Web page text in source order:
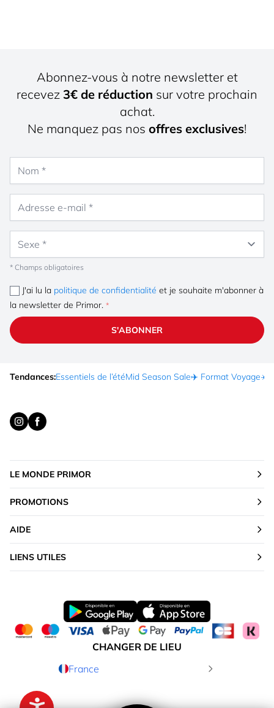
Abonnez-vous à notre newsletter et
recevez 3€ de réduction sur votre prochain
achat.
Ne manquez pas nos offres exclusives!
* Champs obligatoires
J'ai lu la politique de confidentialité et je souhaite m'abonner à
la newsletter de Primor.
S'ABONNER
Tendances:Essentiels de l’étéMid Season Sale✈️ Format Voyage☀️
LE MONDE PRIMOR
PROMOTIONS
AIDE
LIENS UTILES
CHANGER DE LIEU
France